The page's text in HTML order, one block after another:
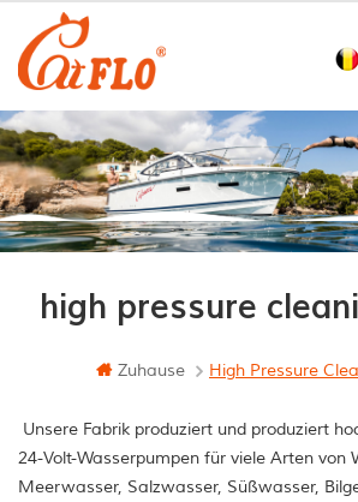
high pressure
Zuhause High Pressure
Unsere Fabrik produziert und produziert
24-Volt-Wasserpumpen für viele Arten von
Meerwasser, Salzwasser, Süßwasser,